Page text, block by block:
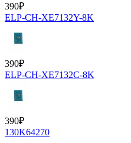
390₽
ELP-CH-XE7132Y-8K
390₽
ELP-CH-XE7132C-8K
390₽
130K64270